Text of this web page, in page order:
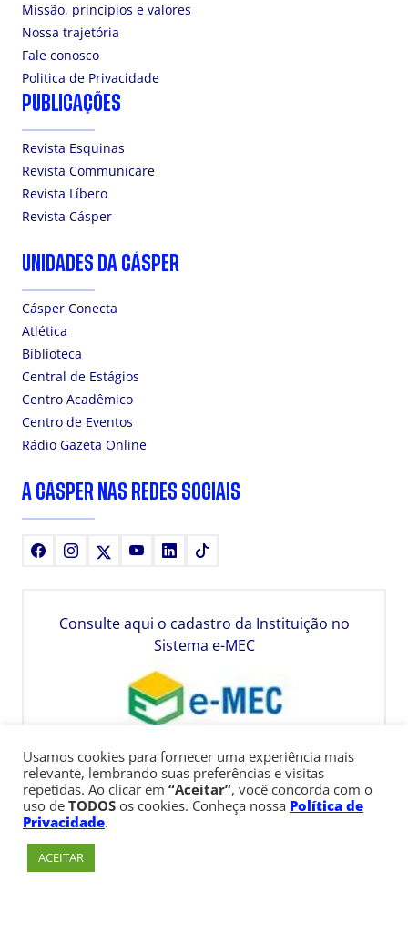
Missão, princípios e valores
Nossa trajetória
Fale conosco
Politica de Privacidade
PUBLICAÇÕES
Revista Esquinas
Revista Communicare
Revista Líbero
Revista Cásper
UNIDADES DA CÁSPER
Cásper Conecta
Atlética
Biblioteca
Central de Estágios
Centro Acadêmico
Centro de Eventos
Rádio Gazeta Online
A CÁSPER NAS REDES SOCIAIS
FacebookInstagram YoutubeLinkedIn
Consulte aqui o cadastro da Instituição no
Sistema e-MEC
Usamos cookies para fornecer uma experiência mais
relevante, lembrando suas preferências e visitas
repetidas. Ao clicar em “Aceitar”, você concorda com o
uso de TODOS os cookies. Conheça nossa Política de
Privacidade.
ACEITAR